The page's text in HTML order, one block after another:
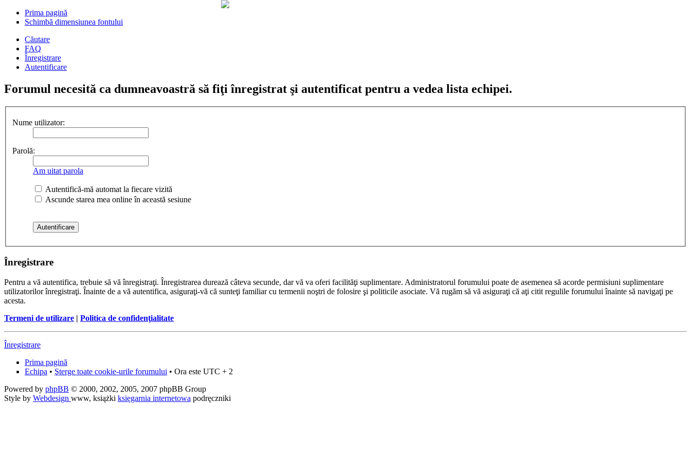
Prima pagină
Schimbă dimensiunea fontului
Căutare
FAQ
Înregistrare
Autentificare
Forumul necesită ca dumneavoastră să fiţi înregistrat şi autentificat pentru a vedea lista echipei.
Nume utilizator:
Parolă:
Am uitat parola
Autentifică-mă automat la fiecare vizită
Ascunde starea mea online în această sesiune
Înregistrare
Pentru a vă autentifica, trebuie să vă înregistraţi. Înregistrarea durează câteva secunde, dar vă va oferi facilităţi suplimentare. Administratorul forumului poate de asemenea să acorde permisiuni suplimentare
utilizatorilor înregistraţi. Înainte de a vă autentifica, asiguraţi-vă că sunteţi familiar cu termenii noştri de folosire şi politicile asociate. Vă rugăm să vă asiguraţi că aţi citit regulile forumului înainte să navigaţi pe
acesta.
Termeni de utilizare | Politica de confidenţialitate
Înregistrare
Prima pagină
Echipa • Şterge toate cookie-urile forumului • Ora este UTC + 2
Powered by phpBB © 2000, 2002, 2005, 2007 phpBB Group
Style by Webdesign www, książki księgarnia internetowa podręczniki